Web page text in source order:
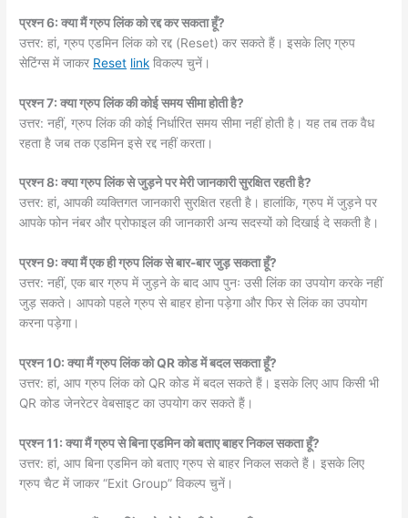
प्रश्न 6: क्या मैं ग्रुप लिंक को रद्द कर सकता हूँ?
उत्तर: हां, ग्रुप एडमिन लिंक को रद्द (Reset) कर सकते हैं। इसके लिए ग्रुप
सेटिंग्स में जाकर Reset link विकल्प चुनें।
प्रश्न 7: क्या ग्रुप लिंक की कोई समय सीमा होती है?
उत्तर: नहीं, ग्रुप लिंक की कोई निर्धारित समय सीमा नहीं होती है। यह तब तक वैध
रहता है जब तक एडमिन इसे रद्द नहीं करता।
प्रश्न 8: क्या ग्रुप लिंक से जुड़ने पर मेरी जानकारी सुरक्षित रहती है?
उत्तर: हां, आपकी व्यक्तिगत जानकारी सुरक्षित रहती है। हालांकि, ग्रुप में जुड़ने पर
आपके फोन नंबर और प्रोफाइल की जानकारी अन्य सदस्यों को दिखाई दे सकती है।
प्रश्न 9: क्या मैं एक ही ग्रुप लिंक से बार-बार जुड़ सकता हूँ?
उत्तर: नहीं, एक बार ग्रुप में जुड़ने के बाद आप पुनः उसी लिंक का उपयोग करके नहीं
जुड़ सकते। आपको पहले ग्रुप से बाहर होना पड़ेगा और फिर से लिंक का उपयोग
करना पड़ेगा।
प्रश्न 10: क्या मैं ग्रुप लिंक को QR कोड में बदल सकता हूँ?
उत्तर: हां, आप ग्रुप लिंक को QR कोड में बदल सकते हैं। इसके लिए आप किसी भी
QR कोड जेनरेटर वेबसाइट का उपयोग कर सकते हैं।
प्रश्न 11: क्या मैं ग्रुप से बिना एडमिन को बताए बाहर निकल सकता हूँ?
उत्तर: हां, आप बिना एडमिन को बताए ग्रुप से बाहर निकल सकते हैं। इसके लिए
ग्रुप चैट में जाकर “Exit Group” विकल्प चुनें।